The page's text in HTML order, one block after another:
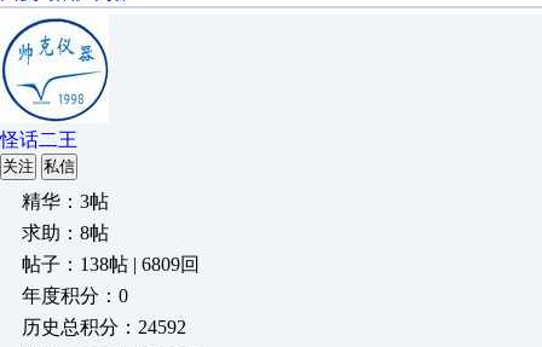
怪话二王
关注 私信
精华：3帖
求助：8帖
帖子：138帖 | 6809回
年度积分：0
历史总积分：24592